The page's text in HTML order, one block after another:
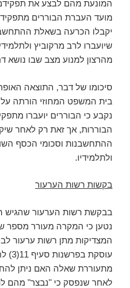
המונעת מהם לבצע את
מועד העברת הבוררים
יקבלו הכרעה בשאלת
שיועברו לרב מרקוביץ
מהרצון למנוע מצב שבו נושא
סיכומו של דבר, התוצאה
בית המשפט המחוזי הורתה על
הבוררות, אך זאת רק לאחר
ההתחשבנות וסכומי הכסף
ולתלמידיו.
בקשות רשות הערעור
נטען כי המקרה מעורר מספר
המצדיקות מתן רשות ערעור
מתעוררת שאלה האם ניתן
לאחר שנפסק כי "נבצר" מהם